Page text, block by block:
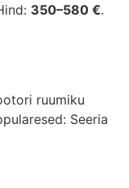
350–580 €.
ruumiku
Seeria